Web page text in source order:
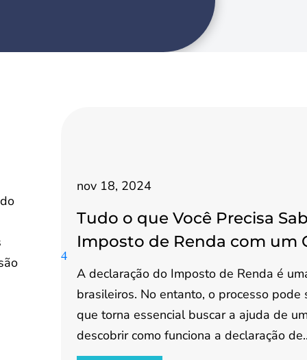
nov 18, 2024
Tudo o que Você Precisa
Imposto de Renda com um
A declaração do Imposto de Renda é
brasileiros. No entanto, o processo
que torna essencial buscar a ajuda de
descobrir como funciona a declaração